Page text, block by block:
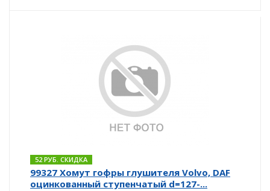
52 РУБ. СКИДКА
99327 Хомут гофры глушителя Volvo, DAF
оцинкованный ступенчатый d=127-...